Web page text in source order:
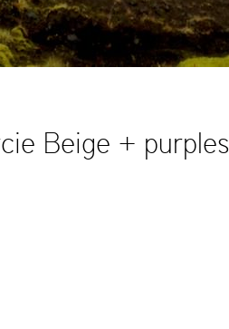
Beige + purples